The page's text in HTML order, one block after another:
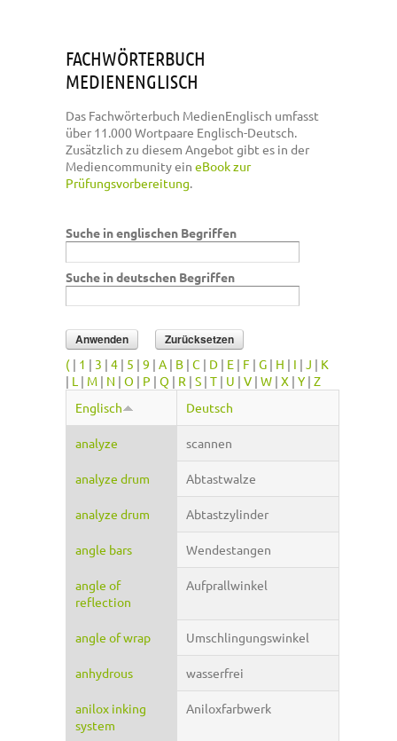
FACHWÖRTERBUCH
MEDIENENGLISCH
Das Fachwörterbuch MedienEnglisch umfasst
über 11.000 Wortpaare Englisch-Deutsch.
Zusätzlich zu diesem Angebot gibt es in der
Mediencommunity ein eBook zur
Prüfungsvorbereitung.
Suche in englischen Begriffen
Suche in deutschen Begriffen
( | 1 | 3 | 4 | 5 | 9 | A | B | C | D | E | F | G | H | I | J | K
| L | M | N | O | P | Q | R | S | T | U | V | W | X | Y | Z
Englisch
Deutsch
analyze scannen
analyze drum Abtastwalze
analyze drum Abtastzylinder
angle bars Wendestangen
angle of
reflection
Aufprallwinkel
angle of wrap Umschlingungswinkel
anhydrous wasserfrei
anilox inking
system
Aniloxfarbwerk